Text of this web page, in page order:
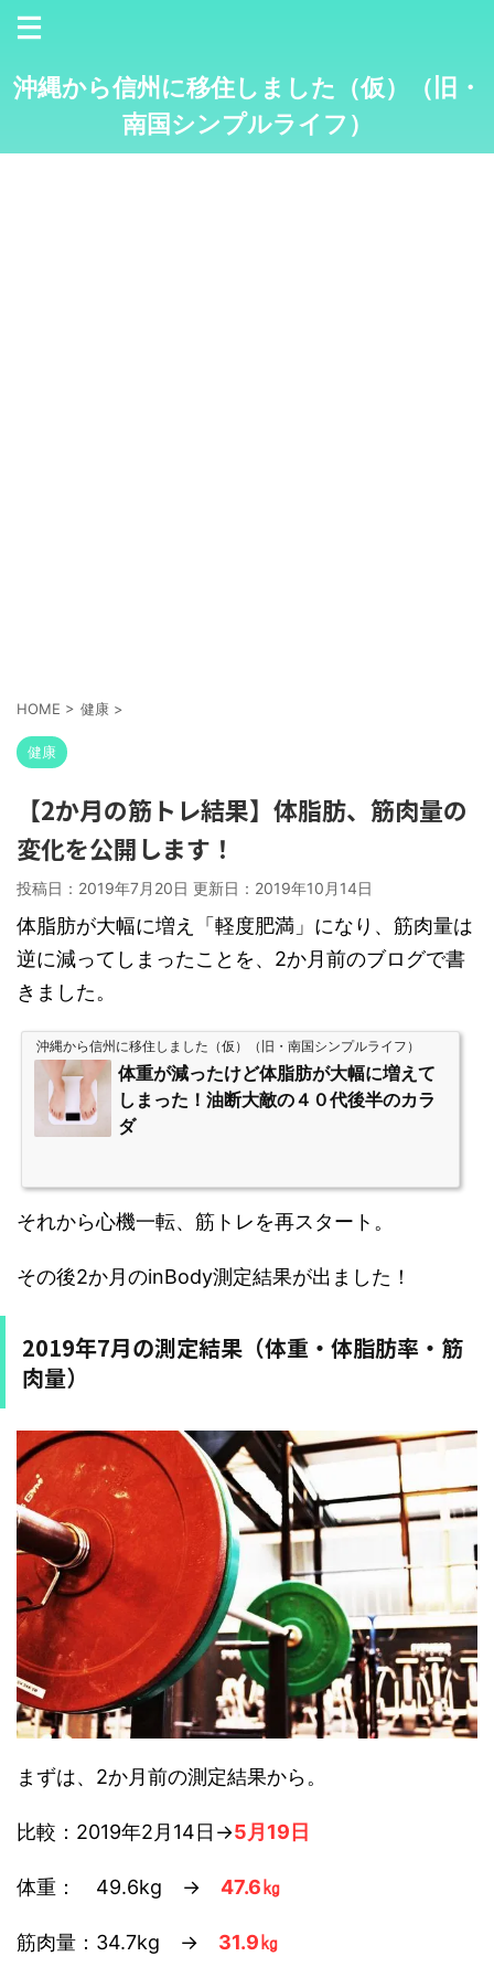
沖縄から信州に移住しました（仮）（旧・
南国シンプルライフ）
HOME > 健康 >
健康
【2か月の筋トレ結果】体脂肪、筋肉量の
変化を公開します！
投稿日：2019年7月20日 更新日： 2019年10月14日
体脂肪が大幅に増え「軽度肥満」になり、筋肉量は
逆に減ってしまったことを、2か月前のブログで書
きました。
沖縄から信州に移住しました（仮）（旧・南国シンプルライフ）
体重が減ったけど体脂肪が大幅に増えて
しまった！油断大敵の４０代後半のカラ
ダ
それから心機一転、筋トレを再スタート。
その後2か月のinBody測定結果が出ました！
2019年7月の測定結果（体重・体脂肪率・筋
肉量）
まずは、2か月前の測定結果から。
比較：2019年2月14日→5月19日
体重： 49.6kg → 47.6㎏
筋肉量：34.7kg → 31.9㎏